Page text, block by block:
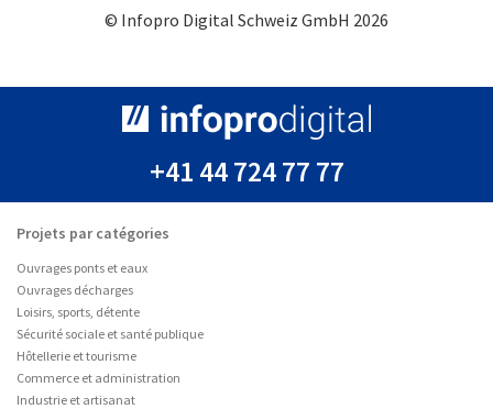
© Infopro Digital Schweiz GmbH 2026
+41 44 724 77 77
Projets par catégories
Ouvrages ponts et eaux
Ouvrages décharges
Loisirs, sports, détente
Sécurité sociale et santé publique
Hôtellerie et tourisme
Commerce et administration
Industrie et artisanat